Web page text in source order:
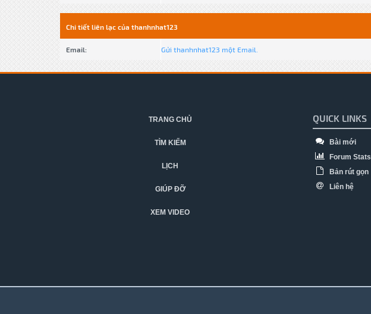
Chi tiết liên lạc của thanhnhat123
Email: Gửi thanhnhat123 một Email.
TRANG CHỦ
TÌM KIẾM
LỊCH
GIÚP ĐỠ
XEM VIDEO
QUICK LINKS
Bài mới
Forum Stats
Bản rút gọn
Liên hệ